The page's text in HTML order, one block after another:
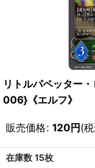
リトルパペッター
006}《エルフ》
販売価格: 120円(
在庫数 15枚